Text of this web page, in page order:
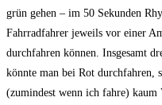
grün gehen – im 50 Sekunden
Fahrradfahrer jeweils vor einer
durchfahren können. Insgesamt
könnte man bei Rot durchfahren,
(zumindest wenn ich fahre) kaum